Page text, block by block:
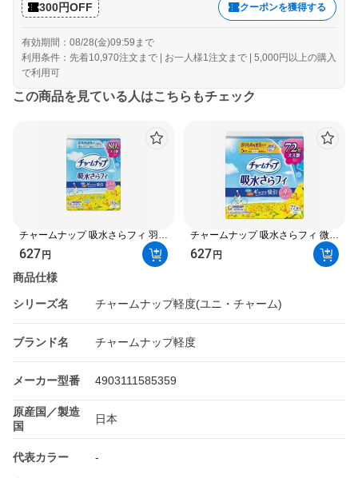
300円OFF クーポンを獲得する
有効期間：08/28(金)09:59まで
利用条件：先着10,970注文まで | お一人様1注文まで | 5,000円以上の購入
で利用可
この商品を見ている人はこちらもチェック
チャームナップ 吸水さらフィ 羽な
し 3cc 17.5cm(おりもの＆水分ケ
ア ) 80個入 【チャームナップ軽
度】 尿もれ用シート・パッド
627円
チャームナップ 吸水さらフィ 微量
用 羽なし 5cc 17.5cm 72枚入 【チ
ャームナップ軽度】 パンティーラ
627円
商品仕様
シリーズ名 チャームナップ軽度(ユニ・チャーム)
ブランド名 チャームナップ軽度
メーカー型番 4903111585359
原産国／製造
国
日本
代表カラー -